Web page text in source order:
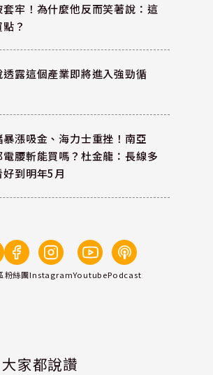
套牢！為什麼他反而笑著說：這
？
透露這個產業即將進入強勁循
暴漲吸金、海力士重挫！南亞
電腰斬能買嗎？杜金龍：長線多
好到明年5月
粉絲團InstagramYoutubePodcast
家都說讚